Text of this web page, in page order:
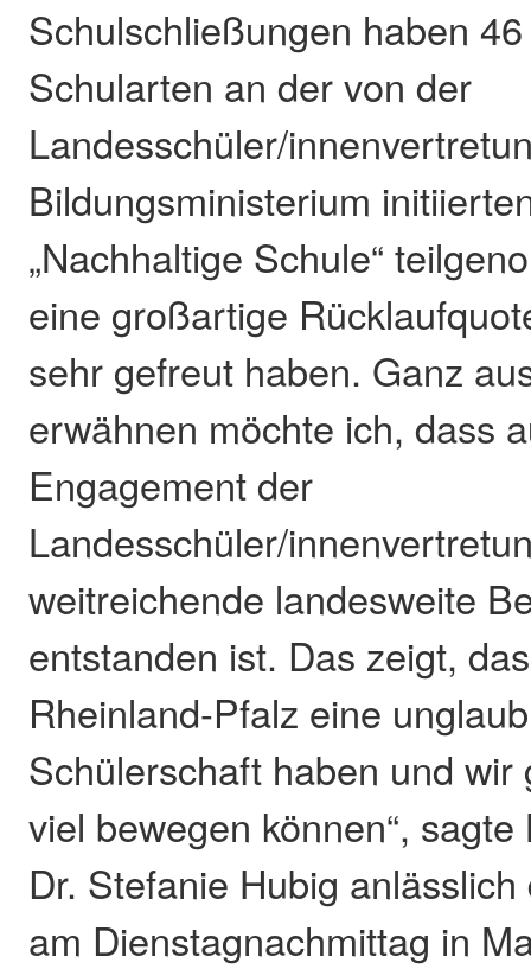
Schulschließungen haben
Schularten an der von der
Landesschüler/
Bildungsministerium
„Nachhaltige Schule“
eine großartige
sehr gefreut haben. Ganz
erwähnen möchte ich, dass
Engagement der
Landesschüler/
weitreichende landesweite
entstanden ist. Das zeigt,
Rheinland-Pfalz eine
Schülerschaft haben und wir
viel bewegen können“,
Dr. Stefanie Hubig
am Dienstagnachmittag in